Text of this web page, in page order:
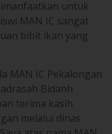
bibit ikan yang
MAN IC Pekalongan
terima kasih
melalui dinas
atas nama MAN
kepedulian